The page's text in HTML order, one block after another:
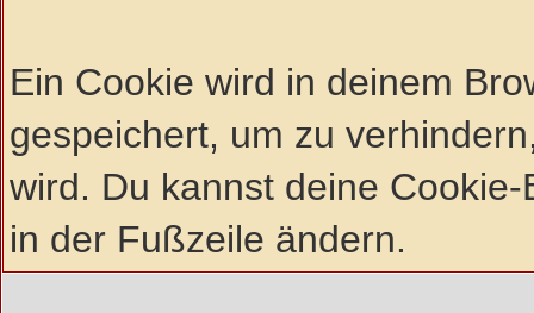
Ein Cookie wird in deinem
gespeichert, um zu
wird. Du kannst deine
in der Fußzeile ändern.